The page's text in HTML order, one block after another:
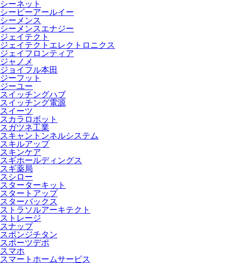
シーネット
シービーアールイー
シーメンス
シーメンスエナジー
ジェイテクト
ジェイテクトエレクトロニクス
ジェイフロンティア
ジャノメ
ジョイフル本田
ジーフット
ジーユー
スイッチングハブ
スイッチング電源
スイーツ
スカラロボット
スガツネ工業
スキャントンネルシステム
スキルアップ
スキンケア
スギホールディングス
スギ薬局
スシロー
スターターキット
スタートアップ
スターバックス
ストラソルアーキテクト
ストレージ
スナップ
スポンジチタン
スポーツデポ
スマホ
スマートホームサービス